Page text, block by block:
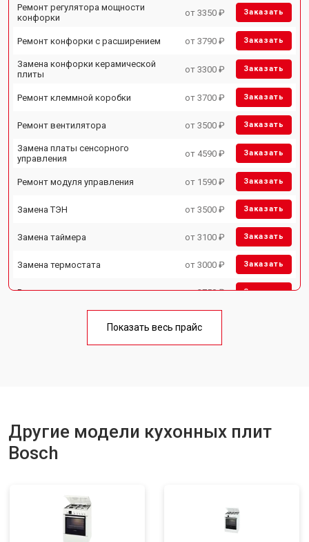
Ремонт регулятора мощности
конфорки
от 3350 ₽ Заказать
Ремонт конфорки с расширением от 3790 ₽ Заказать
Замена конфорки керамической
плиты
от 3300 ₽ Заказать
Ремонт клеммной коробки от 3700 ₽ Заказать
Ремонт вентилятора от 3500 ₽ Заказать
Замена платы сенсорного
управления
от 4590 ₽ Заказать
Ремонт модуля управления от 1590 ₽ Заказать
Замена ТЭН от 3500 ₽ Заказать
Замена таймера от 3100 ₽ Заказать
Замена термостата от 3000 ₽ Заказать
Ремонт электропроводки от 2750 ₽ Заказать
Ремонт чугунной конфорки от 2600 ₽
Показать весь прайс
Другие модели кухонных плит
Bosch